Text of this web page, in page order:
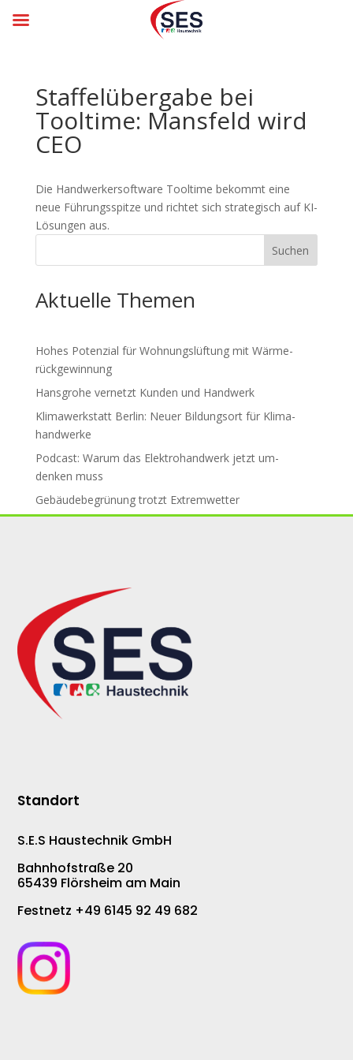
Staffelübergabe bei
Tooltime: Mansfeld wird
CEO
Die Handwerker­software Tooltime bekommt eine
neue Führungs­spitze und richtet sich strategisch auf KI-
Lösungen aus.
Suchen
Aktuelle Themen
Hohes Potenzial für Woh­nungs­lüf­tung mit Wär­me­
rück­ge­win­nung
Hansgrohe ver­netzt Kun­den und Hand­werk
Klimawerkstatt Berlin: Neuer Bil­dungs­ort für Klima­
handwerke
Podcast: Warum das Elektro­hand­werk jetzt um­
den­ken muss
Gebäude­be­grü­nung trotzt Ex­trem­wet­ter
Standort
S.E.S Haustechnik GmbH
Bahnhofstraße 20
65439 Flörsheim am Main
Festnetz +49 6145 92 49 682